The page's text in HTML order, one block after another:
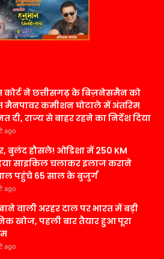
कोर्ट ने छत्तीसगढ़ के बिज़नेसमैन को
मैनपावर कमीशन घोटाले में अंतरिम
दी, राज्य से बाहर रहने का निर्देश दिया
ago
बुलंद हौसले! ओडिशा में 250 KM
साइकिल चलाकर इलाज कराने
पहुंचे 65 साल के बुजुर्ग
ago
वाली अरहर दाल पर भारत में बड़ी
खोज, पहली बार तैयार हुआ पूरा
ago